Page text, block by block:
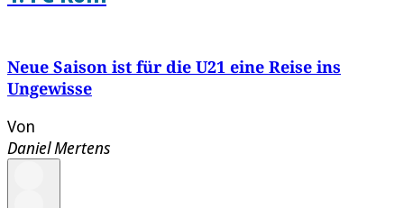
Neue Saison ist für die U21 eine Reise ins
Ungewisse
Von
Daniel Mertens